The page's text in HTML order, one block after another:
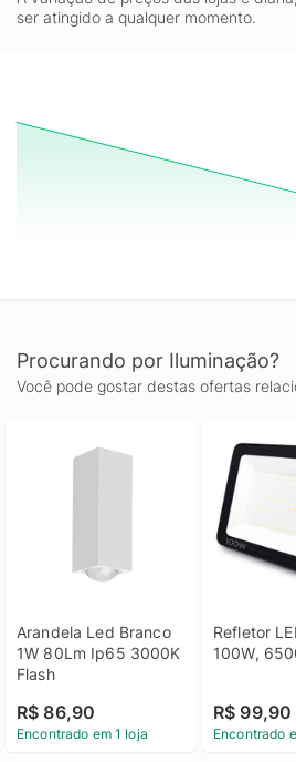
ser atingido a qualquer momento.
Procurando por Iluminação?
Você pode gostar destas ofertas
Arandela Led Branco
1W 80Lm Ip65 3000K
Flash
R$ 86,90
Encontrado em 1 loja
Refletor
100W,
R$ 99,90
Encontrado